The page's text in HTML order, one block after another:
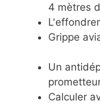
4 mètres
Grippe
Un
Calculer